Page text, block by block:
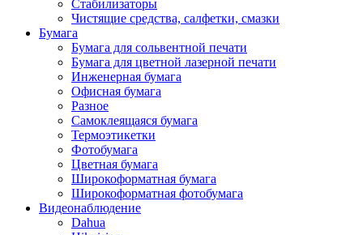
Стабилизаторы
Чистящие средства, салфетки, смазки
Бумага
Бумага для сольвентной печати
Бумага для цветной лазерной печати
Инженерная бумага
Офисная бумага
Разное
Самоклеящаяся бумага
Термоэтикетки
Фотобумага
Цветная бумага
Широкоформатная бумага
Широкоформатная фотобумага
Видеонаблюдение
Dahua